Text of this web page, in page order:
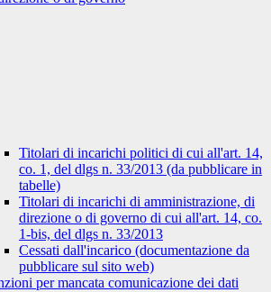
Titolari di incarichi politici di cui all'art. 14,
co. 1, del dlgs n. 33/2013 (da pubblicare in
tabelle)
Titolari di incarichi di amministrazione, di
direzione o di governo di cui all'art. 14, co.
1-bis, del dlgs n. 33/2013
Cessati dall'incarico (documentazione da
pubblicare sul sito web)
per mancata comunicazione dei dati